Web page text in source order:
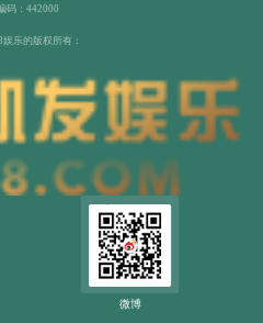
码：442000
乐的版权所有：
微博